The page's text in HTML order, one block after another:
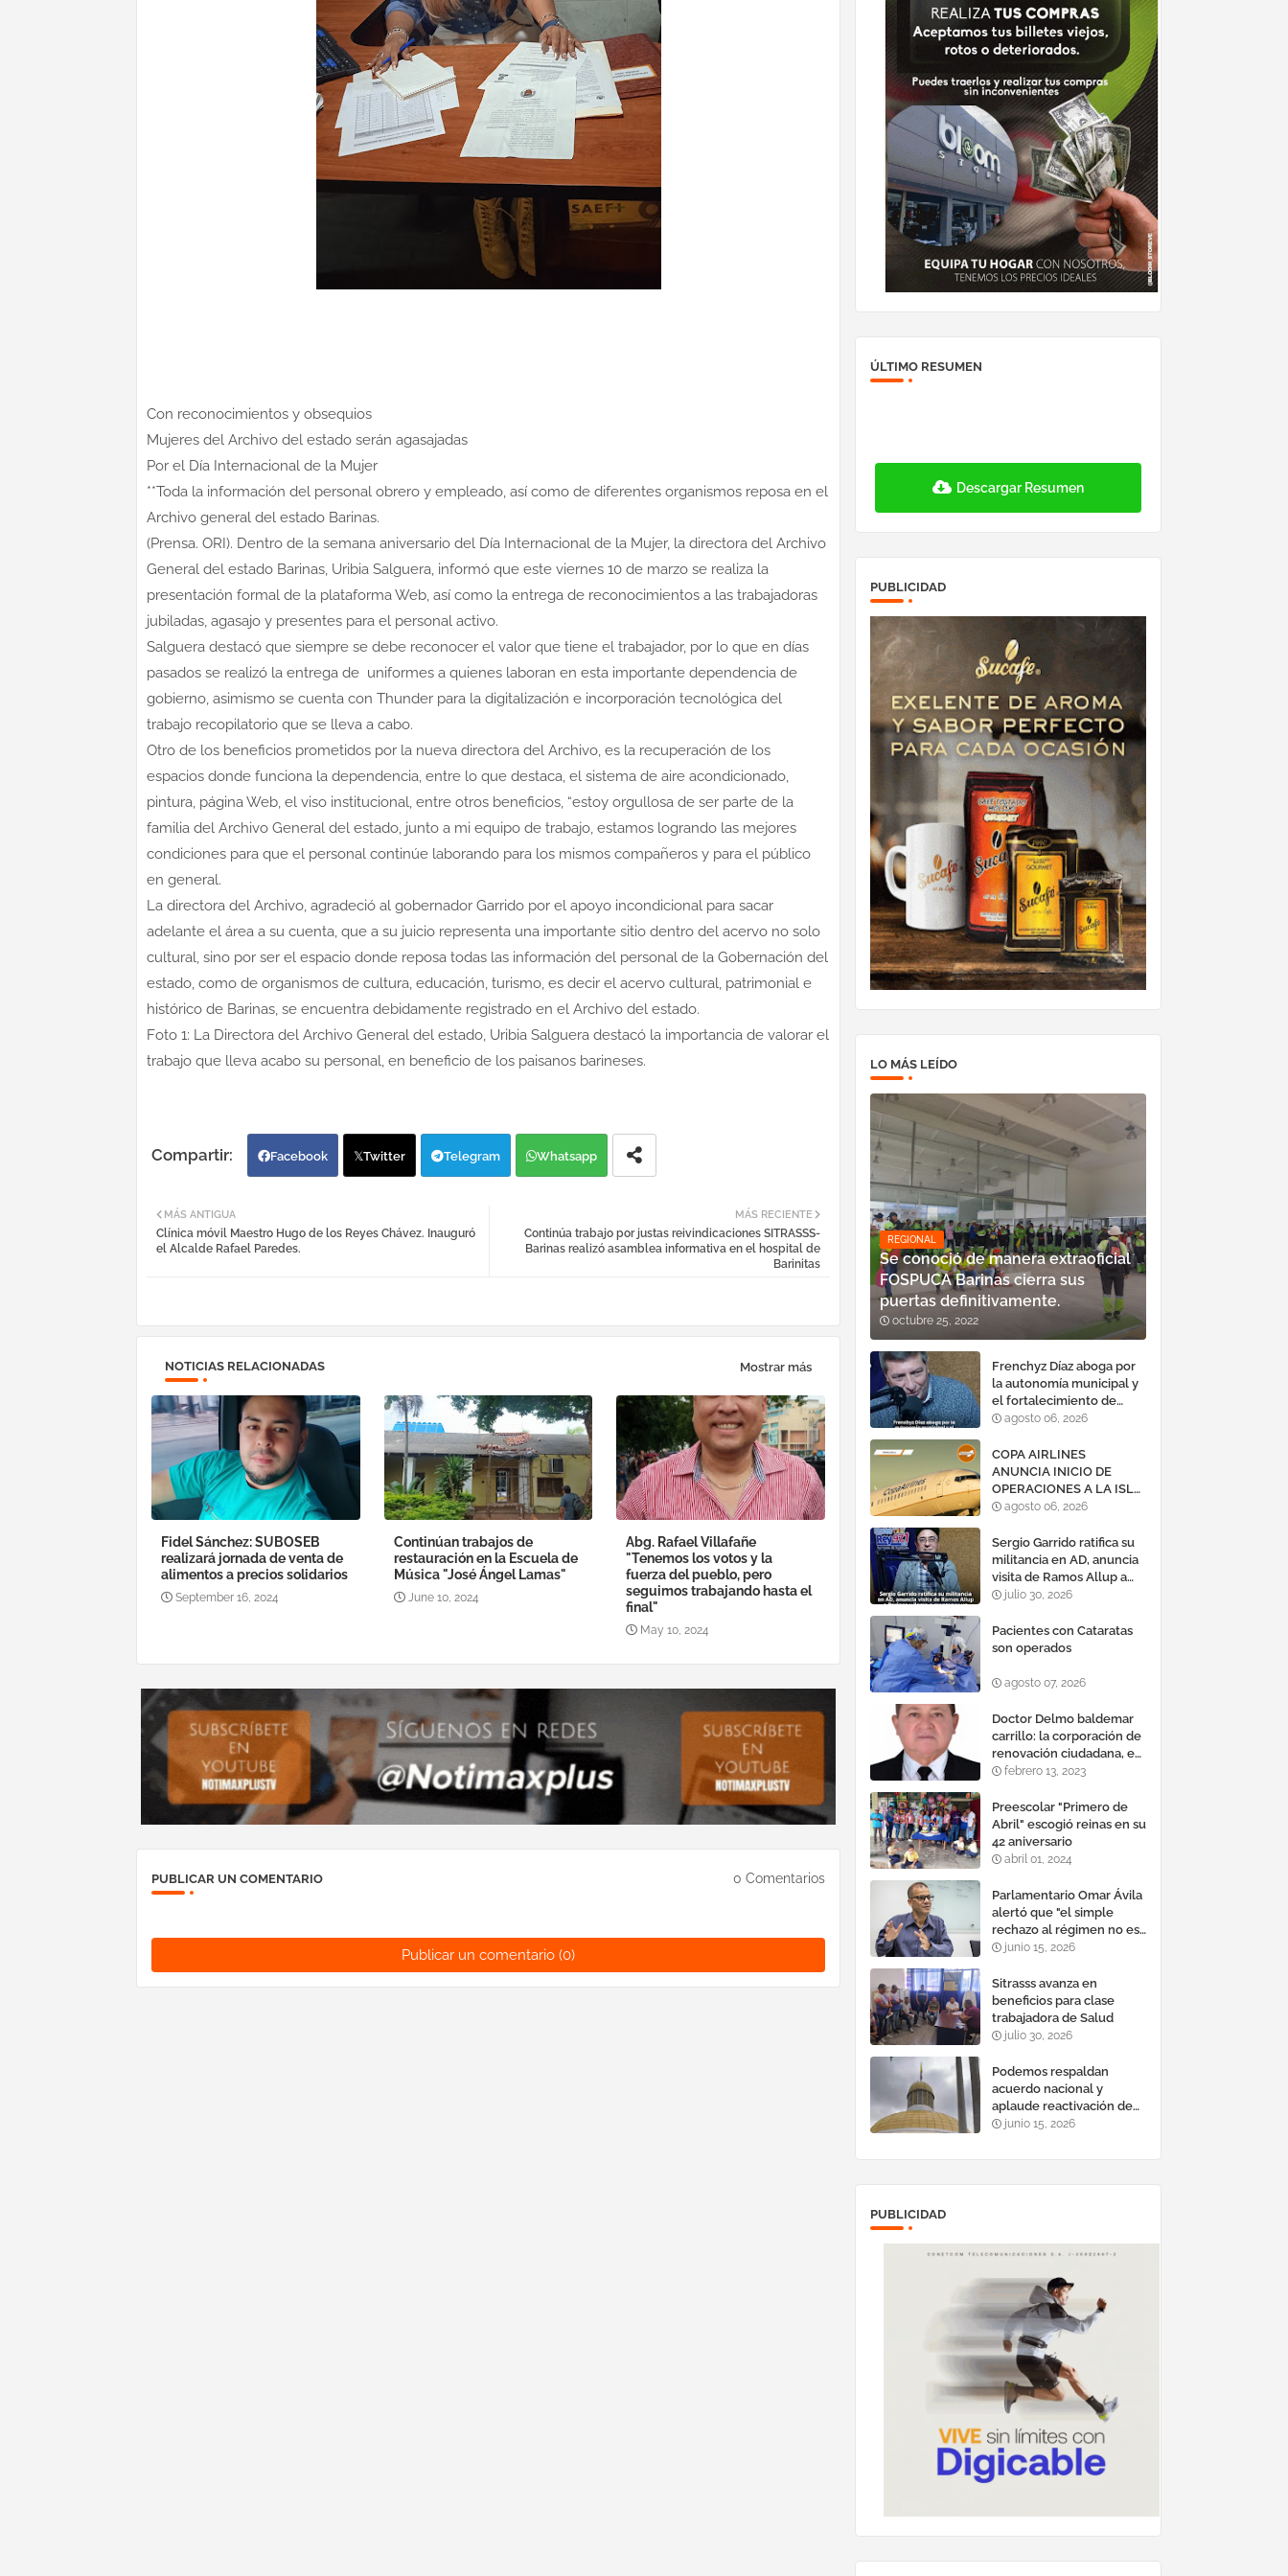
Con reconocimientos y obsequios
Mujeres del Archivo del estado serán agasajadas
Por el Día Internacional de la Mujer
**Toda la información del personal obrero y empleado, así como de diferentes organismos reposa en el
Archivo general del estado Barinas.
(Prensa. ORI). Dentro de la semana aniversario del Día Internacional de la Mujer, la directora del Archivo
General del estado Barinas, Uribia Salguera, informó que este viernes 10 de marzo se realiza la
presentación formal de la plataforma Web, así como la entrega de reconocimientos a las trabajadoras
jubiladas, agasajo y presentes para el personal activo.
Salguera destacó que siempre se debe reconocer el valor que tiene el trabajador, por lo que en días
pasados se realizó la entrega de uniformes a quienes laboran en esta importante dependencia de
gobierno, asimismo se cuenta con Thunder para la digitalización e incorporación tecnológica del
trabajo recopilatorio que se lleva a cabo.
Otro de los beneficios prometidos por la nueva directora del Archivo, es la recuperación de los
espacios donde funciona la dependencia, entre lo que destaca, el sistema de aire acondicionado,
pintura, página Web, el viso institucional, entre otros beneficios, “estoy orgullosa de ser parte de la
familia del Archivo General del estado, junto a mi equipo de trabajo, estamos logrando las mejores
condiciones para que el personal continúe laborando para los mismos compañeros y para el público
en general.
La directora del Archivo, agradeció al gobernador Garrido por el apoyo incondicional para sacar
adelante el área a su cuenta, que a su juicio representa una importante sitio dentro del acervo no solo
cultural, sino por ser el espacio donde reposa todas las información del personal de la Gobernación del
estado, como de organismos de cultura, educación, turismo, es decir el acervo cultural, patrimonial e
histórico de Barinas, se encuentra debidamente registrado en el Archivo del estado.
Foto 1: La Directora del Archivo General del estado, Uribia Salguera destacó la importancia de valorar el
trabajo que lleva acabo su personal, en beneficio de los paisanos barineses.
Facebook Twitter Telegram Whatsapp
MÁS RECIENTE
Continúa trabajo por justas reivindicaciones SITRASSS-
Barinas realizó asamblea informativa en el hospital de
Barinitas
MÁS ANTIGUA
Clínica móvil Maestro Hugo de los Reyes Chávez. Inauguró
el Alcalde Rafael Paredes.
NOTICIAS RELACIONADAS Mostrar más
Fidel Sánchez: SUBOSEB
realizará jornada de venta de
alimentos a precios solidarios
September 16, 2024
Continúan trabajos de
restauración en la Escuela de
Música "José Ángel Lamas"
June 10, 2024
Abg. Rafael Villafañe
"Tenemos los votos y la
fuerza del pueblo, pero
seguimos trabajando hasta el
final"
May 10, 2024
PUBLICAR UN COMENTARIO 0 Comentarios
Publicar un comentario (0)
ÚLTIMO RESUMEN
Descargar Resumen
PUBLICIDAD
LO MÁS LEÍDO
REGIONAL
Se conoció de manera extraoficial
FOSPUCA Barinas cierra sus
puertas definitivamente.
octubre 25, 2022
Frenchyz Díaz aboga por
la autonomía municipal y
el fortalecimiento de
servicios públicos
agosto 06, 2026
COPA AIRLINES
ANUNCIA INICIO DE
OPERACIONES A LA ISLA
DE MARGARITA,
agosto 06, 2026
Sergio Garrido ratifica su
militancia en AD, anuncia
visita de Ramos Allup a
Barinas y llama a
cauteloso»
julio 30, 2026
Pacientes con Cataratas
son operados
agosto 07, 2026
Doctor Delmo baldemar
carrillo: la corporación de
renovación ciudadana, es
un banco mundial de
febrero 13, 2023
Preescolar "Primero de
Abril" escogió reinas en su
42 aniversario
abril 01, 2024
Parlamentario Omar Ávila
alertó que "el simple
rechazo al régimen no es
suficiente para lograr un
efectivo"
junio 15, 2026
Sitrasss avanza en
beneficios para clase
trabajadora de Salud
julio 30, 2026
Podemos respaldan
acuerdo nacional y
aplaude reactivación de
Tocoma con la
megavatios al sistema
junio 15, 2026
PUBLICIDAD